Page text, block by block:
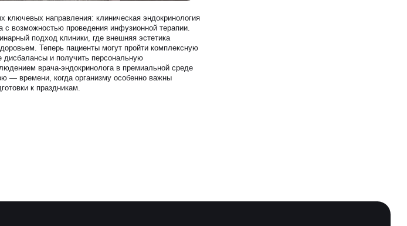
КОНСУЛЬТАЦИЮ
ключевых направления: клиническая эндокринология
с возможностью проведения инфузионной терапии.
подход клиники, где внешняя эстетика
Теперь пациенты могут пройти комплексную
дисбалансы и получить персональную
врача-эндокринолога в премиальной среде
— времени, когда организму особенно важны
к праздникам.